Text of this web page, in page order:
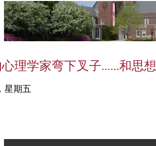
理学家弯下叉子......和思想
星期五